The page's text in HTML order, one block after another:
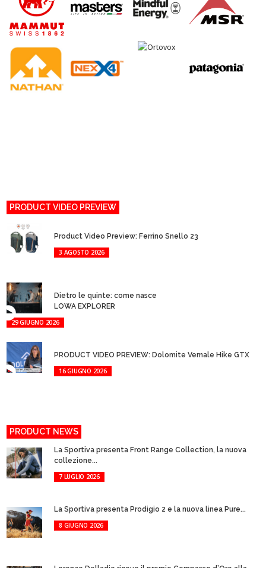
PRODUCT VIDEO PREVIEW
Product Video Preview: Ferrino Snello 23
3 AGOSTO 2026
Dietro le quinte: come nasce
LOWA EXPLORER
29 GIUGNO 2026
PRODUCT VIDEO PREVIEW: Dolomite Vernale Hike GTX
16 GIUGNO 2026
PRODUCT NEWS
La Sportiva presenta Front Range Collection, la nuova
collezione...
7 LUGLIO 2026
La Sportiva presenta Prodigio 2 e la nuova linea Pure...
8 GIUGNO 2026